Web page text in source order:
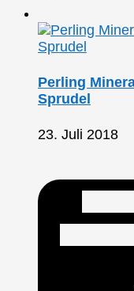
Perling
Sprudel
23. Juli 2018